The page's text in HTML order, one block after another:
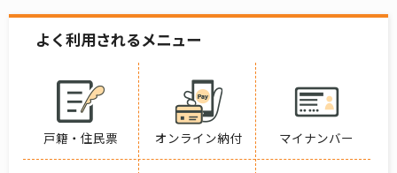
よく利用されるメニュー
戸籍・住民票 オンライン納付 マイナンバー